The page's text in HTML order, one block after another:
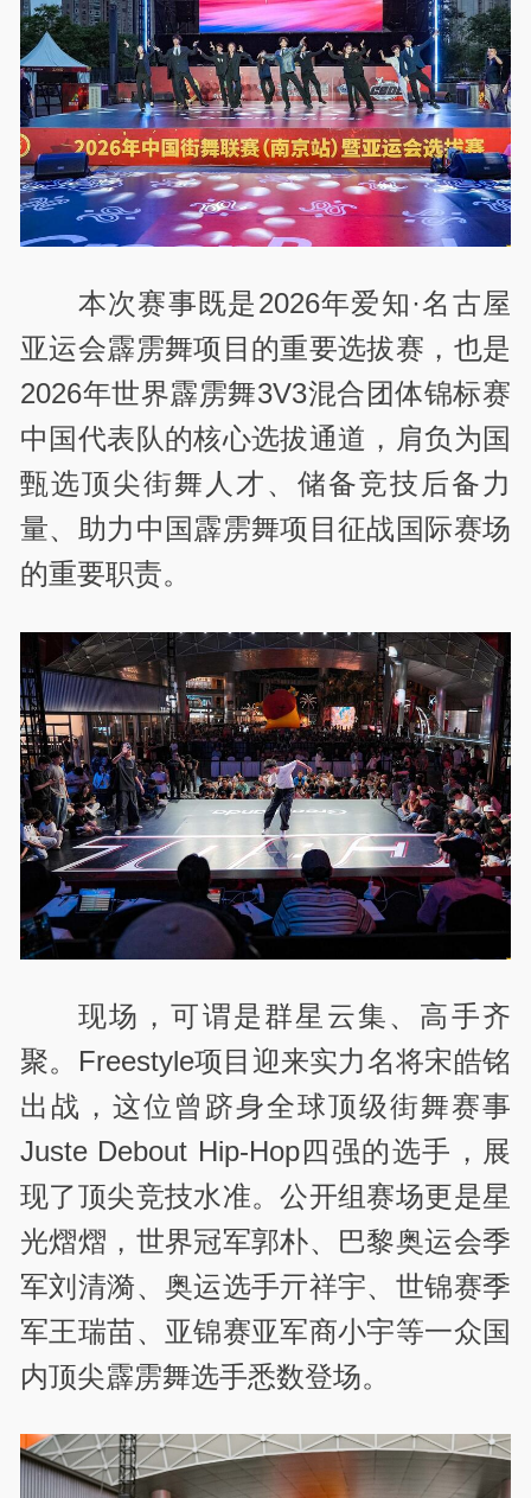
本次赛事既是2026年爱知·名古屋
亚运会霹雳舞项目的重要选拔赛，也是
2026年世界霹雳舞3V3混合团体锦标赛
中国代表队的核心选拔通道，肩负为国
甄选顶尖街舞人才、储备竞技后备力
量、助力中国霹雳舞项目征战国际赛场
的重要职责。
现场，可谓是群星云集、高手齐
聚。Freestyle项目迎来实力名将宋皓铭
出战，这位曾跻身全球顶级街舞赛事
Juste Debout Hip-Hop四强的选手，展
现了顶尖竞技水准。公开组赛场更是星
光熠熠，世界冠军郭朴、巴黎奥运会季
军刘清漪、奥运选手亓祥宇、世锦赛季
军王瑞苗、亚锦赛亚军商小宇等一众国
内顶尖霹雳舞选手悉数登场。